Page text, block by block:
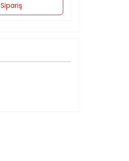
Sipariş